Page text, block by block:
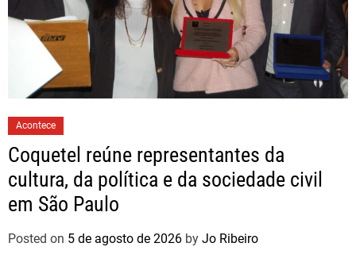
Acontece
Coquetel reúne representantes da
cultura, da política e da sociedade civil
em São Paulo
Posted on 5 de agosto de 2026 by Jo Ribeiro